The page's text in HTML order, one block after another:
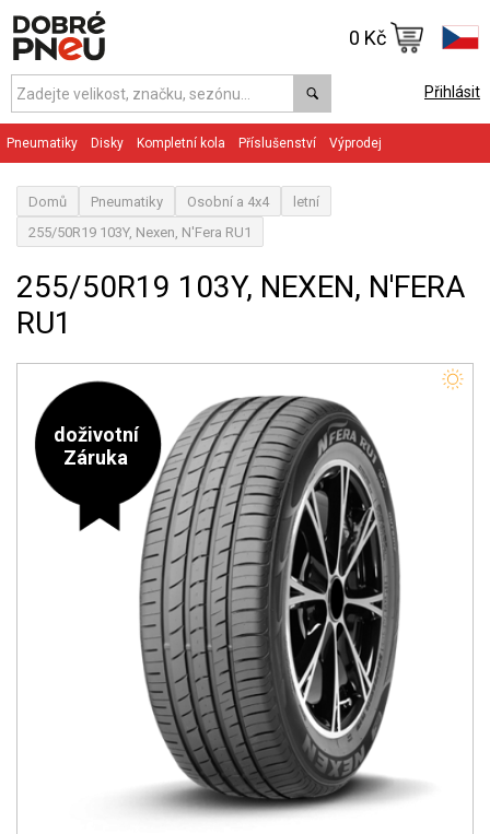
Přihlásit
0 Kč
Pneumatiky Disky Kompletní kola Příslušenství Výprodej
Domů Pneumatiky Osobní a 4x4
letní
255/50R19 103Y, Nexen, N'Fera RU1
255/50R19 103Y, NEXEN, N'FERA
RU1
doživotní
Záruka